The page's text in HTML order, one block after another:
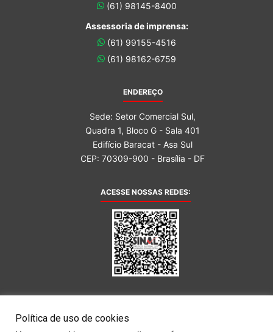
(61) 98145-8400
Assessoria de imprensa:
(61) 99155-4516
(61) 98162-6759
ENDEREÇO
Sede: Setor Comercial Sul,
Quadra 1, Bloco G - Sala 401
Edifício Baracat - Asa Sul
CEP: 70309-900 - Brasília - DF
ACESSE NOSSAS REDES:
Política de uso de cookies